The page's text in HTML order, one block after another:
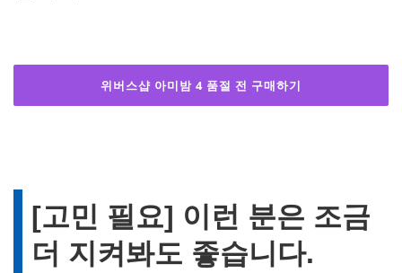
위버스샵 아미밤 4 품절 전 구매하기
[고민 필요] 이런 분은 조금
더 지켜봐도 좋습니다.